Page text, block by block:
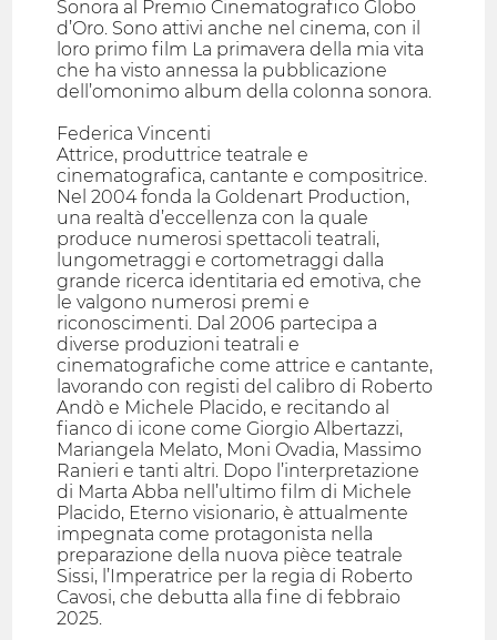
Sonora al Premio Cinematografico Globo
d’Oro. Sono attivi anche nel cinema, con il
loro primo film La primavera della mia vita
che ha visto annessa la pubblicazione
dell’omonimo album della colonna sonora.
Federica Vincenti
Attrice, produttrice teatrale e
cinematografica, cantante e compositrice.
Nel 2004 fonda la Goldenart Production,
una realtà d’eccellenza con la quale
produce numerosi spettacoli teatrali,
lungometraggi e cortometraggi dalla
grande ricerca identitaria ed emotiva, che
le valgono numerosi premi e
riconoscimenti. Dal 2006 partecipa a
diverse produzioni teatrali e
cinematografiche come attrice e cantante,
lavorando con registi del calibro di Roberto
Andò e Michele Placido, e recitando al
fianco di icone come Giorgio Albertazzi,
Mariangela Melato, Moni Ovadia, Massimo
Ranieri e tanti altri. Dopo l’interpretazione
di Marta Abba nell’ultimo film di Michele
Placido, Eterno visionario, è attualmente
impegnata come protagonista nella
preparazione della nuova pièce teatrale
Sissi, l’Imperatrice per la regia di Roberto
Cavosi, che debutta alla fine di febbraio
2025.